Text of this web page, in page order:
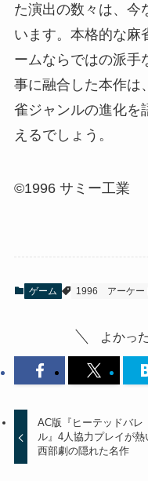
た演出の数々は、今
います。本格的な麻
ームならではの派手
事に融合した本作は
雀ジャンルの進化を
えるでしょう。
©1996 サミー工業
ゲーム 1996 アーケー
よかっ
AC版『ヒーテッドバレ
ル』4人協力プレイが熱
西部劇の隠れた名作